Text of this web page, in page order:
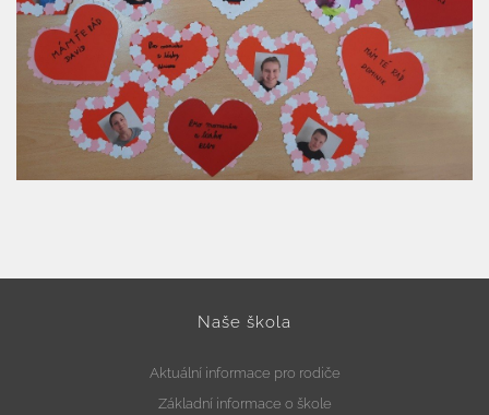
Fotogalerie
Kalendář akcí
Aktuality
Naše škola
Aktuální informace pro rodiče
Základní informace o škole